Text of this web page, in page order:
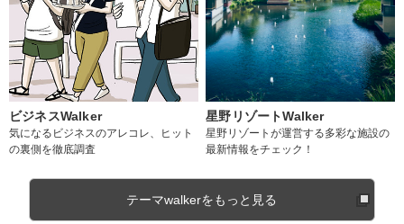
ビジネスWalker
気になるビジネスのアレコレ、ヒット
の裏側を徹底調査
星野リゾートWalker
星野リゾートが運営する多彩な施設の
最新情報をチェック！
テーマwalkerをもっと見る